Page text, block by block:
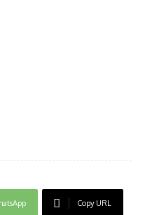
Copy URL